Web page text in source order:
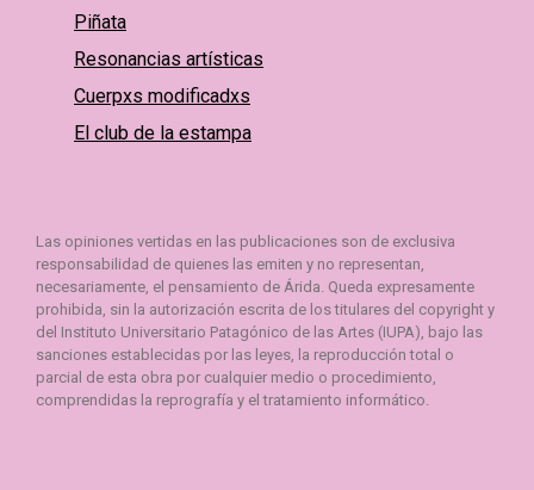
Piñata
Resonancias artísticas
Cuerpxs modificadxs
El club de la estampa
Las opiniones vertidas en las publicaciones son de exclusiva
responsabilidad de quienes las emiten y no representan,
necesariamente, el pensamiento de Árida. Queda expresamente
prohibida, sin la autorización escrita de los titulares del copyright y
del Instituto Universitario Patagónico de las Artes (IUPA), bajo las
sanciones establecidas por las leyes, la reproducción total o
parcial de esta obra por cualquier medio o procedimiento,
comprendidas la reprografía y el tratamiento informático.